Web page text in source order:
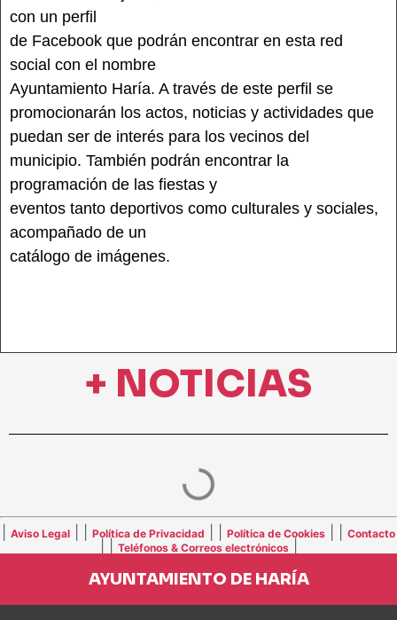
con un perfil
de Facebook que podrán encontrar en esta red
social con el nombre
Ayuntamiento Haría. A través de este perfil se
promocionarán los actos, noticias y actividades que
puedan ser de interés para los vecinos del
municipio. También podrán encontrar la
programación de las fiestas y
eventos tanto deportivos como culturales y sociales,
acompañado de un
catálogo de imágenes.
+ NOTICIAS
Aviso Legal Política de Privacidad Política de Cookies Contacto
Teléfonos & Correos electrónicos|
AYUNTAMIENTO DE HARÍA